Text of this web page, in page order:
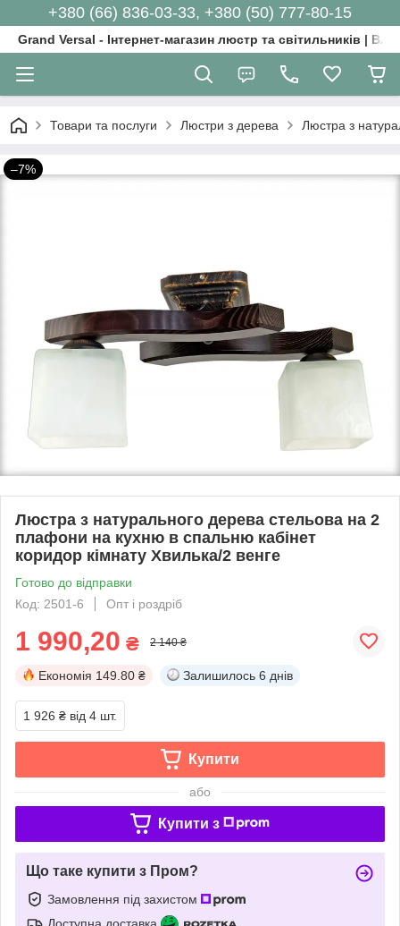
+380 (66) 836-03-33, +380 (50) 777-80-15
Grand Versal - Інтернет-магазин люстр та світильників |
Товари та послуги Люстри з дерева Люстра з
–7%
Люстра з натурального дерева стельова на 2
плафони на кухню в спальню кабінет
коридор кімнату Хвилька/2 венге
Готово до відправки
Код: 2501-6
Опт і роздріб
1 990,20 ₴ 2 140 ₴
Економія 149.80 ₴ Залишилось 6 днів
1 926 ₴ від 4 шт.
Купити
або
Купити з
Що таке купити з Пром?
Замовлення під захистом
Доступна доставка